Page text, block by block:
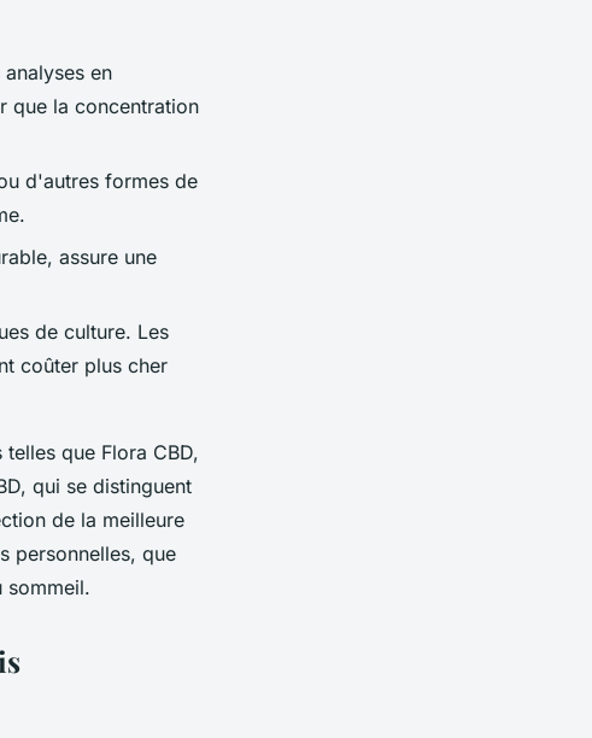
en
que la concentration
d'autres formes de
assure une
de culture. Les
coûter plus cher
que Flora CBD,
qui se distinguent
de la meilleure
personnelles, que
sommeil.